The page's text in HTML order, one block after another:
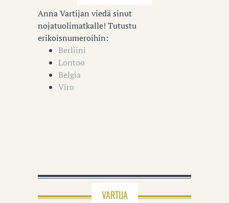
Anna Vartijan viedä sinut
nojatuolimatkalle! Tutustu
erikoisnumeroihin:
Berliini
Lontoo
Belgia
Viro
VARTIJA